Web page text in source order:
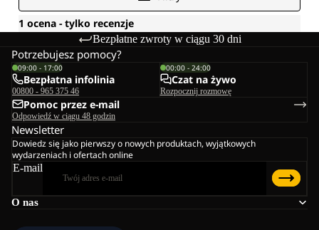
Bezpłatne zwroty w ciągu 30 dni
O nas
Potrzebujesz pomocy?
09:00 - 17:00
Bezpłatna infolinia
00800 - 965 375 46
00:00 - 24:00
Czat na żywo
Rozpocznij rozmowę
Pomoc przez e-mail
Odpowiedź w ciągu 48 godzin
Newsletter
Dowiedz się jako pierwszy o nowych produktach, wyjątkowych
wydarzeniach i ofertach online
E-mail